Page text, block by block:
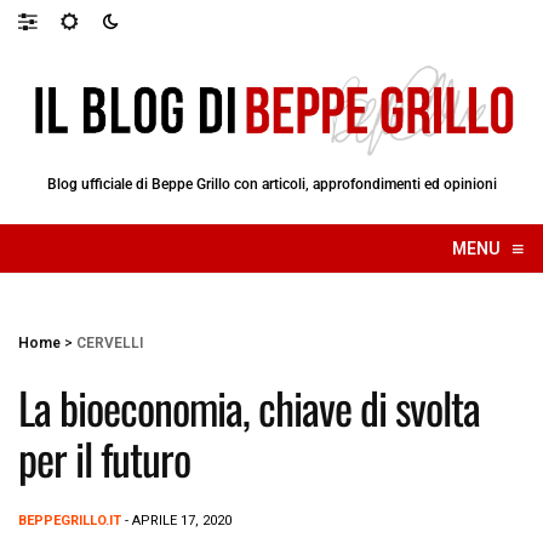
Blog ufficiale di Beppe Grillo con articoli, approfondimenti ed opinioni
MENU ≡
☰
Home > CERVELLI
La bioeconomia, chiave di svolta
per il futuro
BEPPEGRILLO.IT - APRILE 17, 2020